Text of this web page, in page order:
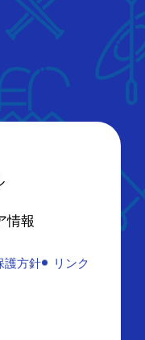
情報
護方針
リンク